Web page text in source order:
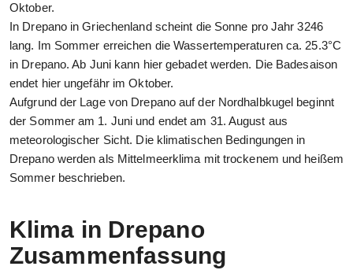
Oktober.
In Drepano in Griechenland scheint die Sonne pro Jahr 3246
lang. Im Sommer erreichen die Wassertemperaturen ca. 25.3°C
in Drepano. Ab Juni kann hier gebadet werden. Die Badesaison
endet hier ungefähr im Oktober.
Aufgrund der Lage von Drepano auf der Nordhalbkugel beginnt
der Sommer am 1. Juni und endet am 31. August aus
meteorologischer Sicht. Die klimatischen Bedingungen in
Drepano werden als Mittelmeerklima mit trockenem und heißem
Sommer beschrieben.
Klima in Drepano
Zusammenfassung